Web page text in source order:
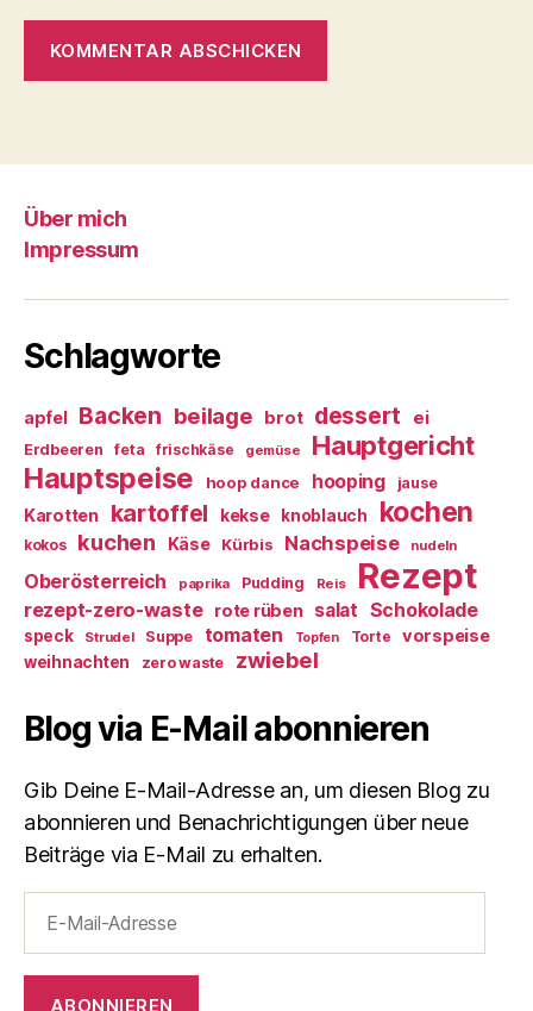
Über mich
Impressum
Schlagworte
apfel Backen beilage brot dessert ei
Erdbeeren feta frischkäse gemüse Hauptgericht
Hauptspeise hoop dance hooping jause
Karotten kartoffel kekse knoblauch kochen
kokos kuchen Käse Kürbis Nachspeise nudeln
Oberösterreich paprika Pudding Reis Rezept
rezept-zero-waste rote rüben salat Schokolade
speck Strudel Suppe tomaten Topfen Torte vorspeise
weihnachten zero waste zwiebel
Blog via E-Mail abonnieren
Gib Deine E-Mail-Adresse an, um diesen Blog zu
abonnieren und Benachrichtigungen über neue
Beiträge via E-Mail zu erhalten.
Mail-
ABONNIEREN